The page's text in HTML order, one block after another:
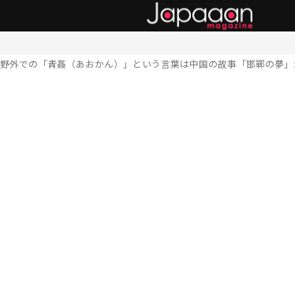
野外での「青姦（あおかん）」という言葉は中国の故事「邯鄲の夢